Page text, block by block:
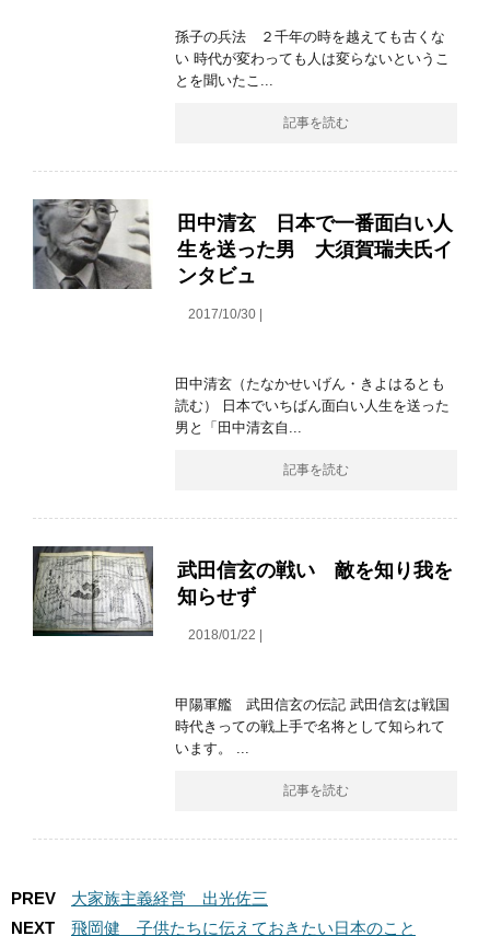
孫子の兵法 ２千年の時を越えても古くな
い 時代が変わっても人は変らないというこ
とを聞いたこ...
記事を読む
田中清玄 日本で一番面白い人
生を送った男 大須賀瑞夫氏イ
ンタビュ
2017/10/30 |
田中清玄（たなかせいげん・きよはるとも
読む） 日本でいちばん面白い人生を送った
男と「田中清玄自...
記事を読む
武田信玄の戦い 敵を知り我を
知らせず
2018/01/22 |
甲陽軍艦 武田信玄の伝記 武田信玄は戦国
時代きっての戦上手で名将として知られて
います。 ...
記事を読む
PREV
大家族主義経営 出光佐三
NEXT
飛岡健 子供たちに伝えておきたい日本のこと